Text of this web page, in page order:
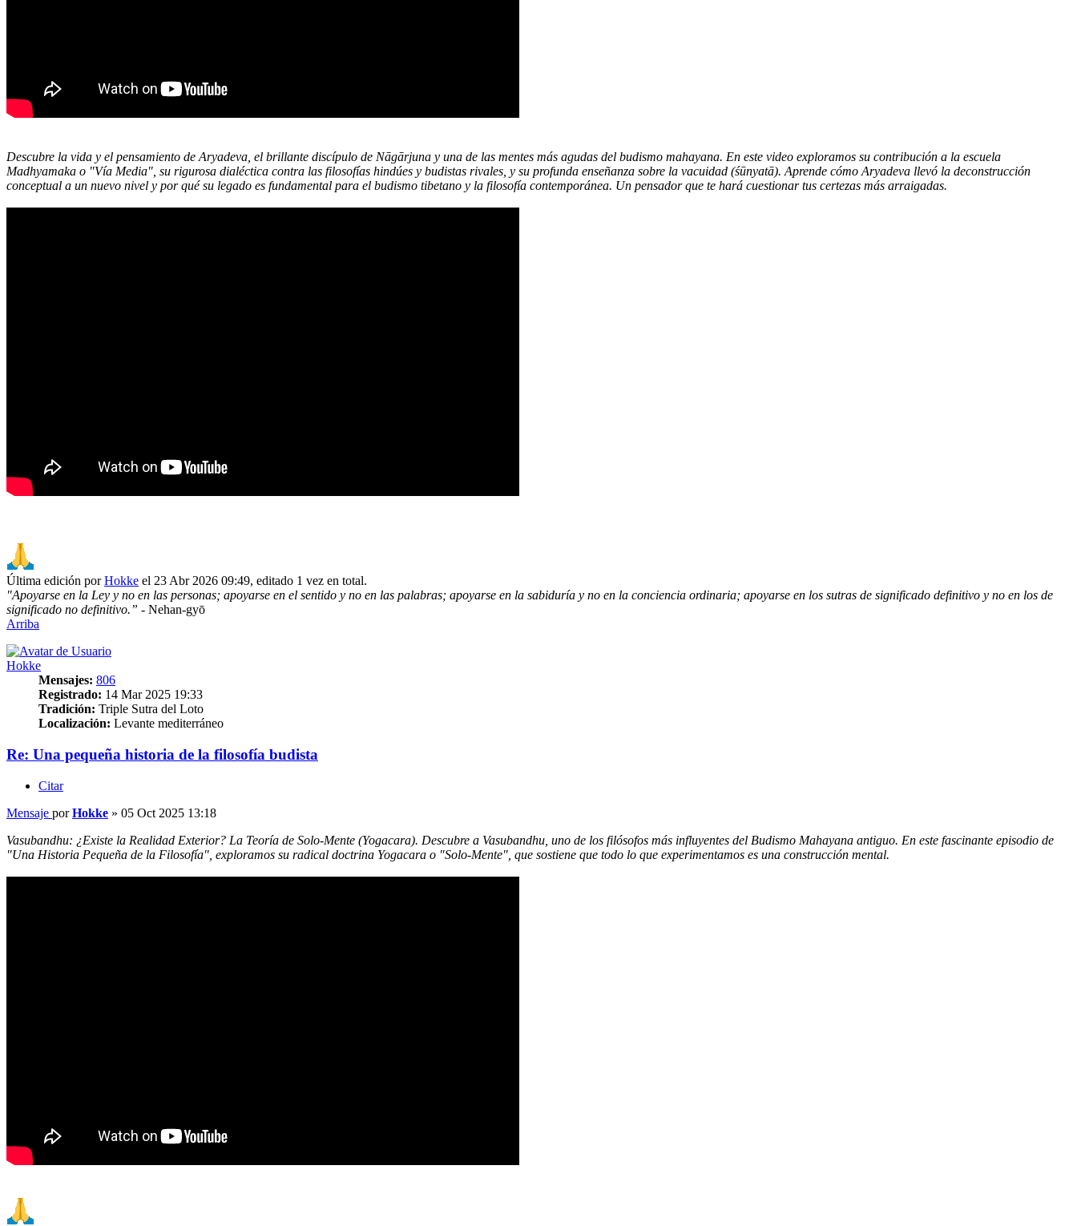
Descubre la vida y el pensamiento de Aryadeva, el brillante discípulo de Nāgārjuna y una de las mentes más agudas del budismo mahayana. En este video exploramos su contribución a la escuela
Madhyamaka o "Vía Media", su rigurosa dialéctica contra las filosofías hindúes y budistas rivales, y su profunda enseñanza sobre la vacuidad (śūnyatā). Aprende cómo Aryadeva llevó la deconstrucción
conceptual a un nuevo nivel y por qué su legado es fundamental para el budismo tibetano y la filosofía contemporánea. Un pensador que te hará cuestionar tus certezas más arraigadas.
Última edición porHokke el 23 Abr 2026 09:49, editado 1 vez en total.
"Apoyarse en la Ley y no en las personas; apoyarse en el sentido y no en las palabras; apoyarse en la sabiduría y no en la conciencia ordinaria; apoyarse en los sutras de significado definitivo y no en los de
significado no definitivo.” - Nehan-gyō
Arriba
Hokke
Mensajes: 806
Registrado: 14 Mar 2025 19:33
Tradición: Triple Sutra del Loto
Localización: Levante mediterráneo
Re: Una pequeña historia de la filosofía budista
Citar
Mensaje porHokke » 05 Oct 2025 13:18
Vasubandhu: ¿Existe la Realidad Exterior? La Teoría de Solo-Mente (Yogacara). Descubre a Vasubandhu, uno de los filósofos más influyentes del Budismo Mahayana antiguo. En este fascinante episodio de
"Una Historia Pequeña de la Filosofía", exploramos su radical doctrina Yogacara o "Solo-Mente", que sostiene que todo lo que experimentamos es una construcción mental.